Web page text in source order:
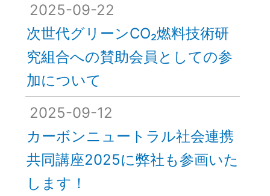
2025-09-22
次世代グリーンCO₂燃料技術研
究組合への賛助会員としての参
加について
2025-09-12
カーボンニュートラル社会連携
共同講座2025に弊社も参画いた
します！